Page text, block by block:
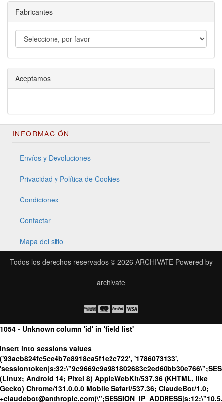
Fabricantes
Aceptamos
INFORMACIÓN
Envíos y Devoluciones
Privacidad y Política de Cookies
Condiciones
Contactar
Mapa del sitio
Todos los derechos reservados © 2026 ARCHIVATEPowered by
archivate
1054 - Unknown column 'id' in 'field list'
insert into sessions values
('93acb824fc5ce4b7e8918ca5f1e2c722', '1786073133',
(Linux; Android 14; Pixel 8) AppleWebKit/537.36 (KHTML, like
Gecko) Chrome/131.0.0.0 Mobile Safari/537.36; ClaudeBot/1.0;